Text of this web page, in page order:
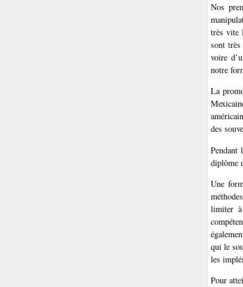
Nos
très vite
sont très
voire
notre
La
des
Pendant
diplôme
Une
limiter
qui le
les
Pour